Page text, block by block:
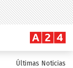
Últimas Noticias